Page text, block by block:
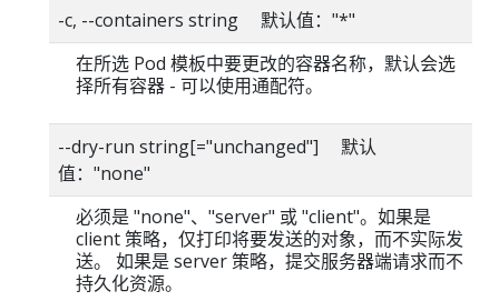
-c, --containers string 默认值："*"
在所选 Pod 模板中要更改的容器名称，默认会选
择所有容器 - 可以使用通配符。
--dry-run string[="unchanged"] 默认
值："none"
必须是 "none"、"server" 或 "client"。如果是
client 策略，仅打印将要发送的对象，而不实际发
送。 如果是 server 策略，提交服务器端请求而不
持久化资源。